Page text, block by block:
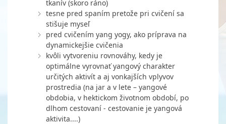
tkanív (skoro ráno)
tesne pred spaním pretože pri cvičení sa
stišuje myseľ
pred cvičením yang yogy, ako príprava na
dynamickejšie cvičenia
kvôli vytvoreniu rovnováhy, kedy je
optimálne vyrovnať yangový charakter
určitých aktivít a aj vonkajších vplyvov
prostredia (na jar a v lete – yangové
obdobia, v hektickom životnom období, po
dlhom cestovaní - cestovanie je yangová
aktivita....)